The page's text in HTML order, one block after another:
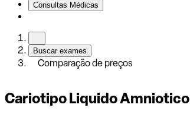
Consultas Médicas
Buscar exames
Comparação de preços
Cariotipo Liquido Amniotico